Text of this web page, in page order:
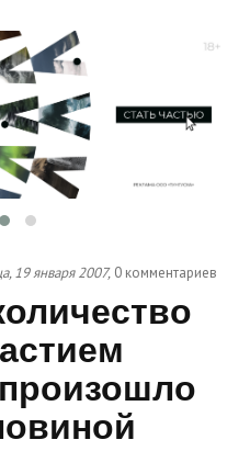
19 января 2007, 0 комментариев